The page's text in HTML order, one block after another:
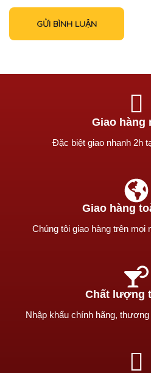
Giao hàng
Ðặc biệt giao nhanh 2h
Giao hàng
Chúng tôi giao hàng trên mọi
Chất lượng
Nhập khẩu chính hãng,